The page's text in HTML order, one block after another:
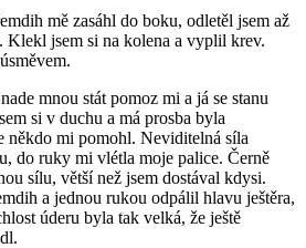
mě zasáhl do boku, odletěl jsem až
Klekl jsem si na kolena a vyplil krev.
mnou stát pomoz mi a já se stanu
si v duchu a má prosba byla
někdo mi pomohl. Neviditelná síla
do ruky mi vlétla moje palice. Černě
sílu, větší než jsem dostával kdysi.
a jednou rukou odpálil hlavu ještěra,
úderu byla tak velká, že ještě